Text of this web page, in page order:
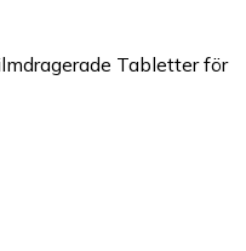
Tabletter för